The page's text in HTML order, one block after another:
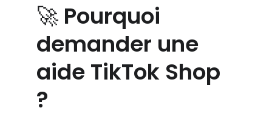
🚀 Pourquoi
demander une
aide TikTok Shop
?